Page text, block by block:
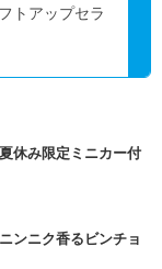
トアップセラ
休み限定ミニカー付
ンニク香るビンチョ